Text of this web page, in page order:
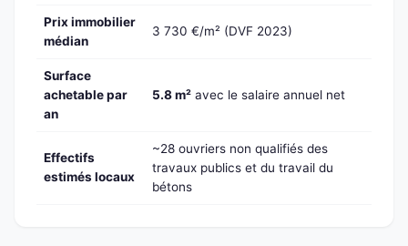
Prix immobilier
médian
3 730 €/m² (DVF 2023)
Surface
achetable par
an
5.8 m² avec le salaire annuel net
Effectifs
estimés locaux
~28 ouvriers non qualifiés des
travaux publics et du travail du
bétons